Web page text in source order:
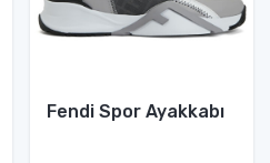
Fendi Spor Ayakkabı